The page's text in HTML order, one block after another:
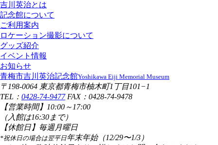
吉川英治とは
記念館について
ご利用案内
ロケーション撮影について
グッズ紹介
イベント情報
お知らせ
青梅市吉川英治記念館Yoshikawa Eiji Memorial Museum
〒198-0064 東京都青梅市柚木町1丁目101−1
TEL： 0428-74-9477FAX：0428-74-9478
【営業時間】 10:00～17:00
（入館は16:30まで）
【休館日】 毎週月曜日
*祝休日の場合は翌平日年末年始（12/29〜1/3）